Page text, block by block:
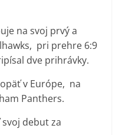
na svoj prvý a
pri prehre 6:9
dve prihrávky.
v Európe, na
Panthers.
svoj debut za